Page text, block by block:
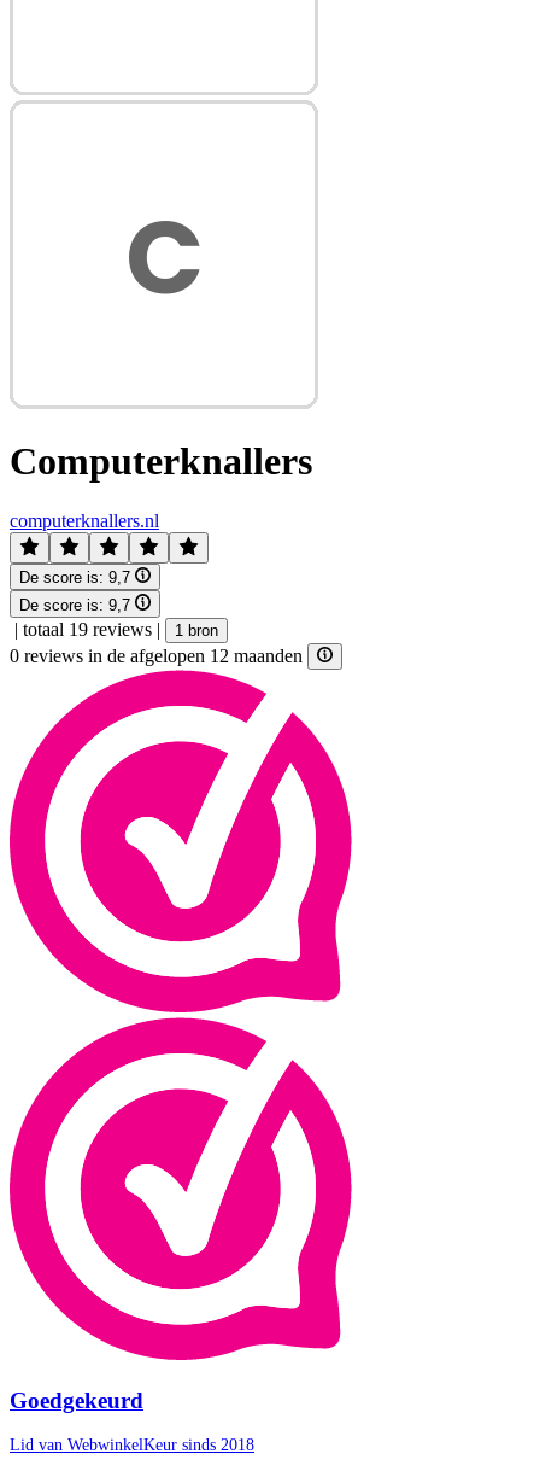
Computerknallers
computerknallers.nl
De score is: 9,7
De score is: 9,7
| totaal 19 reviews | 1 bron
0 reviews in de afgelopen 12 maanden
Goedgekeurd
Lid van WebwinkelKeur sinds 2018